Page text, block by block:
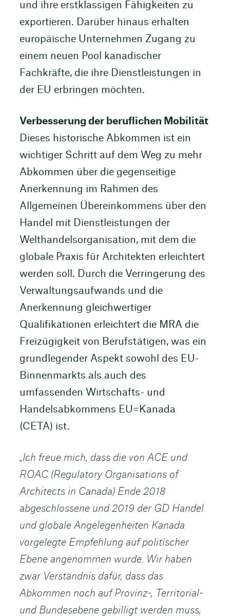
und ihre erstklassigen Fähigkeiten zu
exportieren. Darüber hinaus erhalten
europäische Unternehmen Zugang zu
einem neuen Pool kanadischer
Fachkräfte, die ihre Dienstleistungen in
der EU erbringen möchten.
Verbesserung der beruflichen Mobilität
Dieses historische Abkommen ist ein
wichtiger Schritt auf dem Weg zu mehr
Abkommen über die gegenseitige
Anerkennung im Rahmen des
Allgemeinen Übereinkommens über den
Handel mit Dienstleistungen der
Welthandelsorganisation, mit dem die
globale Praxis für Architekten erleichtert
werden soll. Durch die Verringerung des
Verwaltungsaufwands und die
Anerkennung gleichwertiger
Qualifikationen erleichtert die MRA die
Freizügigkeit von Berufstätigen, was ein
grundlegender Aspekt sowohl des EU-
Binnenmarkts als auch des
umfassenden Wirtschafts- und
Handelsabkommens EU=Kanada
(CETA) ist.
„Ich freue mich, dass die von ACE und
ROAC (Regulatory Organisations of
Architects in Canada) Ende 2018
abgeschlossene und 2019 der GD Handel
und globale Angelegenheiten Kanada
vorgelegte Empfehlung auf politischer
Ebene angenommen wurde. Wir haben
zwar Verständnis dafür, dass das
Abkommen noch auf Provinz-, Territorial-
und Bundesebene gebilligt werden muss,